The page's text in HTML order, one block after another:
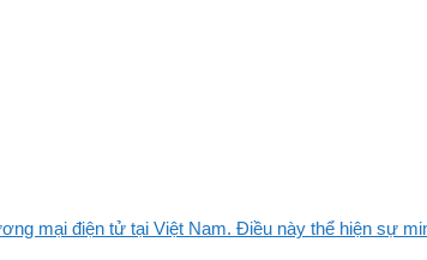
mại điện tử tại Việt Nam. Điều này thể hiện sự